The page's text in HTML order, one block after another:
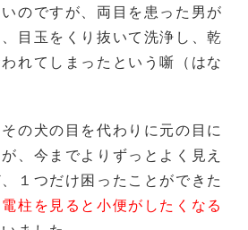
のですが、両目を患った男が
目玉をくり抜いて洗浄し、乾
れてしまったという噺（はな
の犬の目を代わりに元の目に
、今までよりずっとよく見え
１つだけ困ったことができた
電柱を見ると小便がしたくなる